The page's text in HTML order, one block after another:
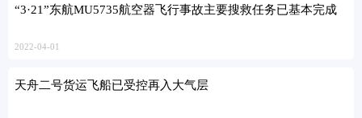
“3·21”东航MU5735航空器飞行事故主要搜救任务已基本完成
2022-04-01
天舟二号货运飞船已受控再入大气层